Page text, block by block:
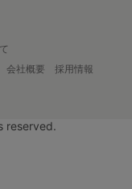
会社概要
採用情報
reserved.